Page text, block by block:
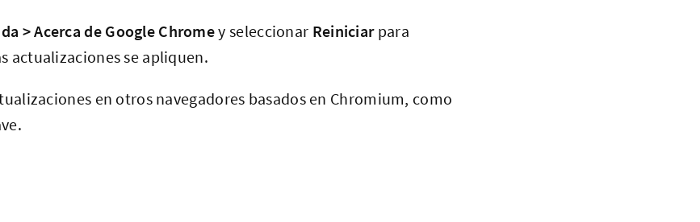
> Acerca de Google Chromey seleccionar Reiniciarpara
actualizaciones se apliquen.
en otros navegadores basados en Chromium, como